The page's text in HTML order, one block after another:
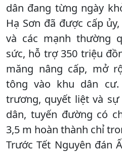
dân đang từng ngày
Hạ Sơn đã được cấp
và các mạnh thường
sức, hỗ trợ 350 triệu
măng nâng cấp, mở
tông vào khu dân
trương, quyết liệt và
dân, tuyến đường có
3,5 m hoàn thành chỉ
Trước Tết Nguyên đán